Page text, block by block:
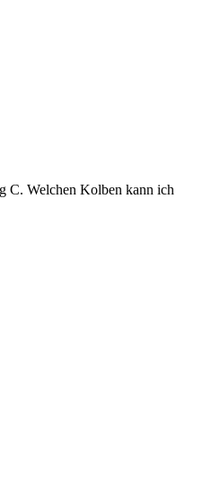
C. Welchen Kolben kann ich